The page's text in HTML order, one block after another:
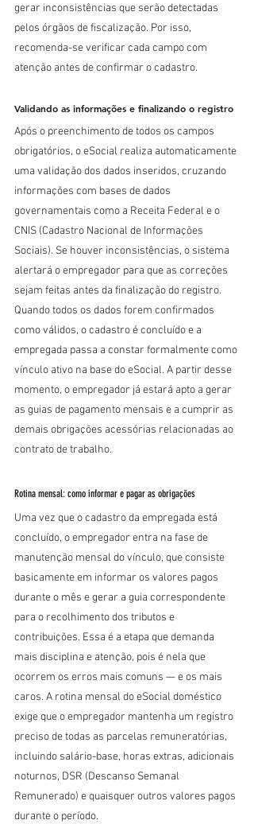
gerar inconsistências que serão detectadas
pelos órgãos de fiscalização. Por isso,
recomenda-se verificar cada campo com
atenção antes de confirmar o cadastro.
Validando as informações e finalizando o registro
Após o preenchimento de todos os campos
obrigatórios, o eSocial realiza automaticamente
uma validação dos dados inseridos, cruzando
informações com bases de dados
governamentais como a Receita Federal e o
CNIS (Cadastro Nacional de Informações
Sociais). Se houver inconsistências, o sistema
alertará o empregador para que as correções
sejam feitas antes da finalização do registro.
Quando todos os dados forem confirmados
como válidos, o cadastro é concluído e a
empregada passa a constar formalmente como
vínculo ativo na base do eSocial. A partir desse
momento, o empregador já estará apto a gerar
as guias de pagamento mensais e a cumprir as
demais obrigações acessórias relacionadas ao
contrato de trabalho.
Rotina mensal: como informar e pagar as obrigações
Uma vez que o cadastro da empregada está
concluído, o empregador entra na fase de
manutenção mensal do vínculo, que consiste
basicamente em informar os valores pagos
durante o mês e gerar a guia correspondente
para o recolhimento dos tributos e
contribuições. Essa é a etapa que demanda
mais disciplina e atenção, pois é nela que
ocorrem os erros mais comuns — e os mais
caros. A rotina mensal do eSocial doméstico
exige que o empregador mantenha um registro
preciso de todas as parcelas remuneratórias,
incluindo salário-base, horas extras, adicionais
noturnos, DSR (Descanso Semanal
Remunerado) e quaisquer outros valores pagos
durante o período.